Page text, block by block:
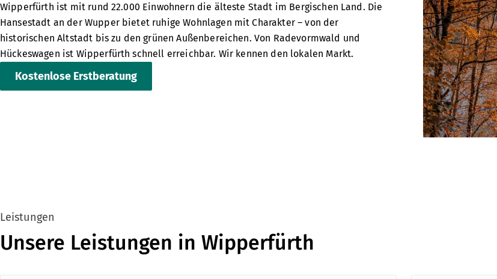
Wipperfürth ist mit rund 22.000 Einwohnern die älteste Stadt im Bergischen Land. Die
Hansestadt an der Wupper bietet ruhige Wohnlagen mit Charakter – von der
historischen Altstadt bis zu den grünen Außenbereichen. Von Radevormwald und
Hückeswagen ist Wipperfürth schnell erreichbar. Wir kennen den lokalen Markt.
Kostenlose Erstberatung
Leistungen
Unsere Leistungen in Wipperfürth